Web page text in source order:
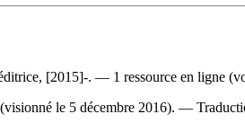
[2015]-. — 1 ressource en ligne
le 5 décembre 2016). —